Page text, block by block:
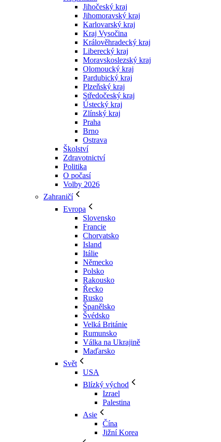
Jihočeský kraj
Jihomoravský kraj
Karlovarský kraj
Kraj Vysočina
Králověhradecký kraj
Liberecký kraj
Moravskoslezský kraj
Olomoucký kraj
Pardubický kraj
Plzeňský kraj
Středočeský kraj
Ústecký kraj
Zlínský kraj
Praha
Brno
Ostrava
Školství
Zdravotnictví
Politika
O počasí
Volby 2026
Zahraničí
Evropa
Slovensko
Francie
Chorvatsko
Island
Itálie
Německo
Polsko
Rakousko
Řecko
Rusko
Španělsko
Švédsko
Velká Británie
Rumunsko
Válka na Ukrajině
Maďarsko
Svět
USA
Blízký východ
Izrael
Palestina
Asie
Čína
Jižní Korea